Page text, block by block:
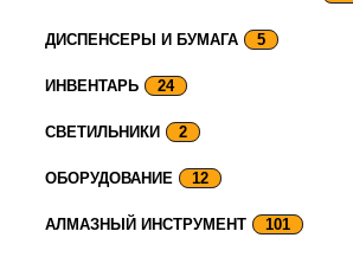
ДИСПЕНСЕРЫ И БУМАГА 5
ИНВЕНТАРЬ 24
СВЕТИЛЬНИКИ 2
ОБОРУДОВАНИЕ 12
АЛМАЗНЫЙ ИНСТРУМЕНТ 101